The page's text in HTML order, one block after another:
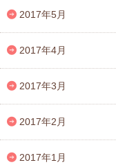
2017年5月
2017年4月
2017年3月
2017年2月
2017年1月